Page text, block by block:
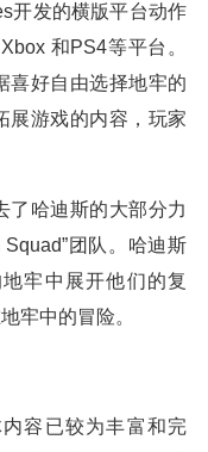
开发的横版平台动作
和PS4等平台。
喜好自由选择地牢的
展游戏的内容，玩家
了哈迪斯的大部分力
团队。哈迪斯
牢中展开他们的复
牢中的冒险。
容已较为丰富和完